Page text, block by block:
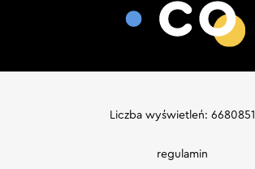
Liczba wyświetleń: 6680851
regulamin